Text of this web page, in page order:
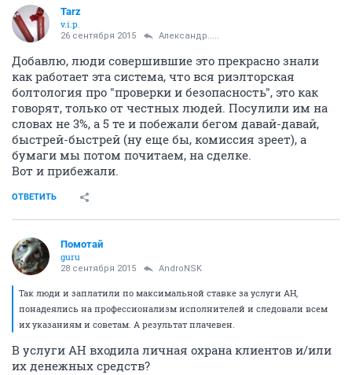
Tarz
v.i.p.
26 сентября 2015 Александр.....
Добавлю, люди совершившие это прекрасно знали
как работает эта система, что вся риэлторская
болтология про "проверки и безопасность", это как
говорят, только от честных людей. Посулили им на
словах не 3%, а 5 те и побежали бегом давай-давай,
быстрей-быстрей (ну еще бы, комиссия зреет), а
бумаги мы потом почитаем, на сделке.
Вот и прибежали.
ОТВЕТИТЬ
Помотай
guru
28 сентября 2015 AndroNSK
Так люди и заплатили по максимальной ставке за услуги АН,
понадеялись на профессионализм исполнителей и следовали всем
их указаниям и советам. А результат плачевен.
В услуги АН входила личная охрана клиентов и/или
их денежных средств?